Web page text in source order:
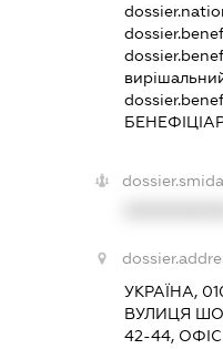
УКРАЇНА,
ВУЛИЦЯ
42-44,